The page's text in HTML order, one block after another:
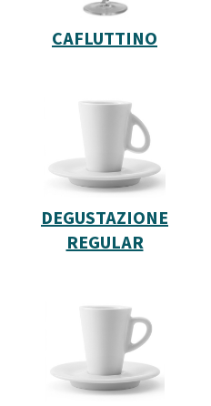
CAFLUTTINO
DEGUSTAZIONE
REGULAR